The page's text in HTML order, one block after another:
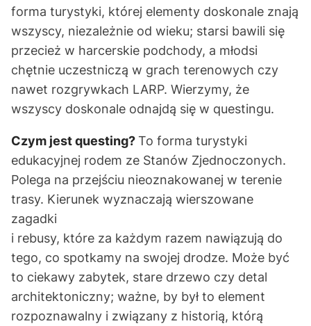
forma turystyki, której elementy doskonale znają
wszyscy, niezależnie od wieku; starsi bawili się
przecież w harcerskie podchody, a młodsi
chętnie uczestniczą w grach terenowych czy
nawet rozgrywkach LARP. Wierzymy, że
wszyscy doskonale odnajdą się w questingu.
Czym jest questing?To forma turystyki
edukacyjnej rodem ze Stanów Zjednoczonych.
Polega na przejściu nieoznakowanej w terenie
trasy. Kierunek wyznaczają wierszowane
zagadki
i rebusy, które za każdym razem nawiązują do
tego, co spotkamy na swojej drodze. Może być
to ciekawy zabytek, stare drzewo czy detal
architektoniczny; ważne, by był to element
rozpoznawalny i związany z historią, którą